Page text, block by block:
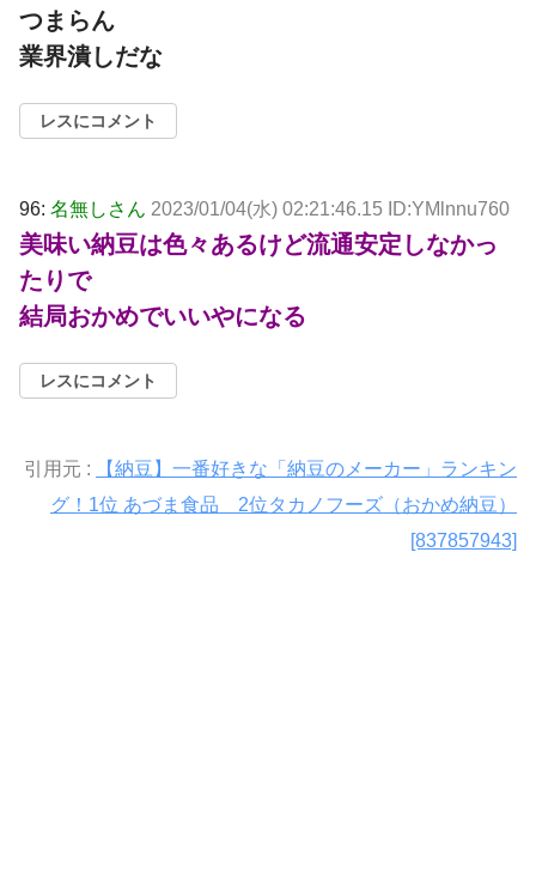
つまらん
業界潰しだな
レスにコメント
96: 名無しさん 2023/01/04(水) 02:21:46.15 ID:YMlnnu760
美味い納豆は色々あるけど流通安定しなかっ
たりで
結局おかめでいいやになる
レスにコメント
引用元 :
【納豆】一番好きな「納豆のメーカー」ランキン
グ！1位 あづま食品 2位タカノフーズ（おかめ納豆）
[837857943]